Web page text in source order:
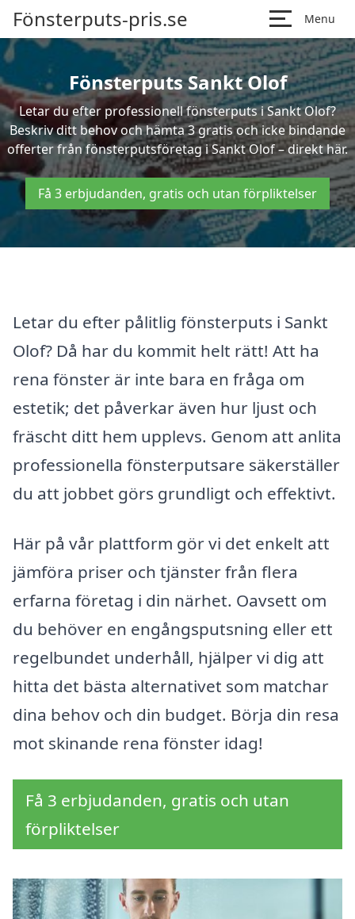
Fönsterputs-pris.se Menu
Fönsterputs Sankt Olof
Letar du efter professionell fönsterputs i Sankt Olof?
Beskriv ditt behov och hämta 3 gratis och icke bindande
offerter från fönsterputsföretag i Sankt Olof – direkt här.
Få 3 erbjudanden, gratis och utan förpliktelser
Letar du efter pålitlig fönsterputs i Sankt
Olof? Då har du kommit helt rätt! Att ha
rena fönster är inte bara en fråga om
estetik; det påverkar även hur ljust och
fräscht ditt hem upplevs. Genom att anlita
professionella fönsterputsare säkerställer
du att jobbet görs grundligt och effektivt.
Här på vår plattform gör vi det enkelt att
jämföra priser och tjänster från flera
erfarna företag i din närhet. Oavsett om
du behöver en engångsputsning eller ett
regelbundet underhåll, hjälper vi dig att
hitta det bästa alternativet som matchar
dina behov och din budget. Börja din resa
mot skinande rena fönster idag!
Få 3 erbjudanden, gratis och utan
förpliktelser